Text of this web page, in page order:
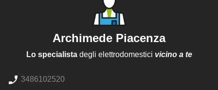
Archimede Piacenza
Lo specialistadegli elettrodomestici vicino a te
3486102520